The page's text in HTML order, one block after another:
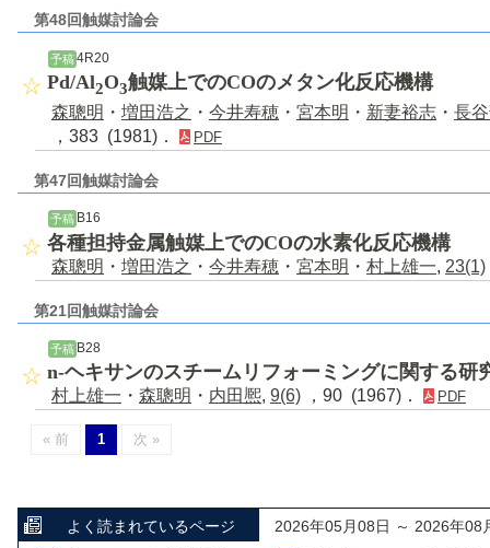
第48回触媒討論会
予稿 4R20
Pd/Al2O3触媒上でのCOのメタン化反応機構
森聰明 ・ 増田浩之 ・ 今井寿穂 ・ 宮本明 ・ 新妻裕志 ・ 長
，383 (1981)．
PDF
第47回触媒討論会
予稿 B16
各種担持金属触媒上でのCOの水素化反応機構
森聰明 ・ 増田浩之 ・ 今井寿穂 ・ 宮本明 ・ 村上雄一, 23(1)
第21回触媒討論会
予稿 B28
n-ヘキサンのスチームリフォーミングに関する研
村上雄一 ・ 森聰明 ・ 内田熈, 9(6) ，90 (1967)． PDF
« 前 1 次 »
よく読まれているページ 2026年05月08日 ～ 2026年08